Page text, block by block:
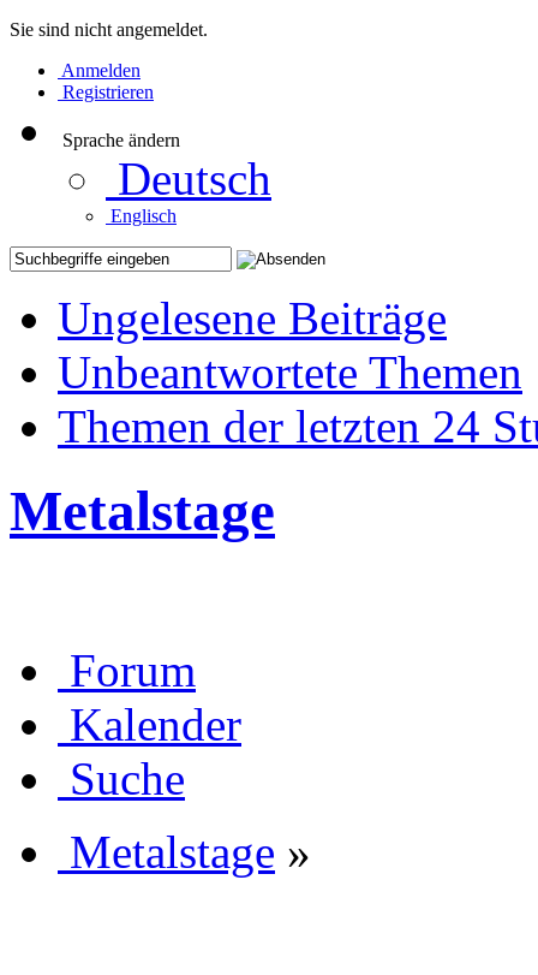
Sie sind nicht angemeldet.
Anmelden
Registrieren
Sprache ändern
Deutsch
Englisch
Ungelesene Beiträge
Unbeantwortete Themen
Themen der letzten 24
Metalstage
Forum
Kalender
Suche
Metalstage »